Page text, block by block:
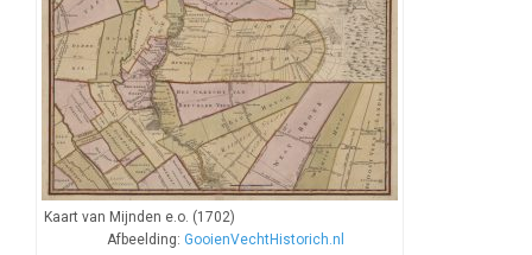
Kaart van Mijnden e.o. (1702)
Afbeelding: GooienVechtHistorich.nl